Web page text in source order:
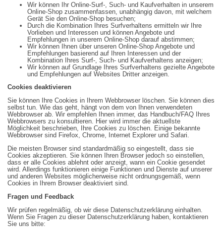
Wir können Ihr Online-Surf-, Such- und Kaufverhalten in unserem
Online-Shop zusammenfassen, unabhängig davon, mit welchem
Gerät Sie den Online-Shop besuchen;
Durch die Kombination Ihres Surfverhaltens ermitteln wir Ihre
Vorlieben und Interessen und können Angebote und
Empfehlungen in unserem Online-Shop darauf abstimmen;
Wir können Ihnen über unseren Online-Shop Angebote und
Empfehlungen basierend auf Ihren Interessen und der
Kombination Ihres Surf-, Such- und Kaufverhaltens anzeigen;
Wir können auf Grundlage Ihres Surfverhaltens gezielte Angebote
und Empfehlungen auf Websites Dritter anzeigen.
Cookies deaktivieren
Sie können Ihre Cookies in Ihrem Webbrowser löschen. Sie können dies
selbst tun. Wie das geht, hängt von dem von Ihnen verwendeten
Webbrowser ab. Wir empfehlen Ihnen immer, das Handbuch/FAQ Ihres
Webbrowsers zu konsultieren. Hier wird immer die aktuellste
Möglichkeit beschrieben, Ihre Cookies zu löschen. Einige bekannte
Webbrowser sind Firefox, Chrome, Internet Explorer und Safari.
Die meisten Browser sind standardmäßig so eingestellt, dass sie
Cookies akzeptieren. Sie können Ihren Browser jedoch so einstellen,
dass er alle Cookies ablehnt oder anzeigt, wann ein Cookie gesendet
wird. Allerdings funktionieren einige Funktionen und Dienste auf unserer
und anderen Websites möglicherweise nicht ordnungsgemäß, wenn
Cookies in Ihrem Browser deaktiviert sind.
Fragen und Feedback
Wir prüfen regelmäßig, ob wir diese Datenschutzerklärung einhalten.
Wenn Sie Fragen zu dieser Datenschutzerklärung haben, kontaktieren
Sie uns bitte: